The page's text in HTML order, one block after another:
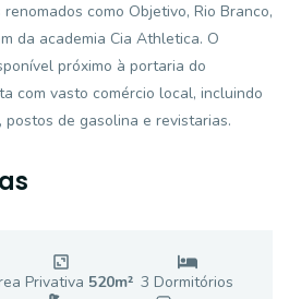
como Objetivo, Rio Branco,
da academia Cia Athletica. O
próximo à portaria do
com vasto comércio local, incluindo
postos de gasolina e revistarias.
Privativa 520m² 3 Dormitórios